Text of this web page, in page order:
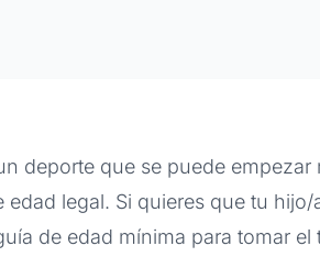
deporte que se puede
edad legal. Si quieres que tu
de edad mínima para tomar el